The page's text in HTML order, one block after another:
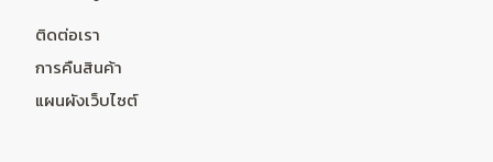
ติดต่อเรา
การคืนสินค้า
แผนผังเว็บไซต์